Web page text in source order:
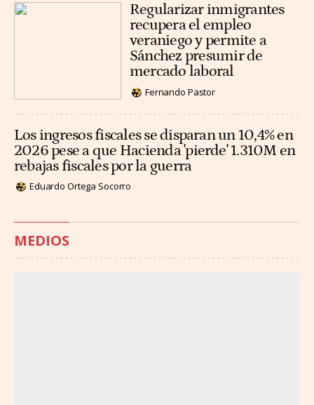
Regularizar inmigrantes
recupera el empleo
veraniego y permite a
Sánchez presumir de
mercado laboral
Fernando Pastor
Los ingresos fiscales se disparan un 10,4% en
2026 pese a que Hacienda 'pierde' 1.310M en
rebajas fiscales por la guerra
Eduardo Ortega Socorro
MEDIOS